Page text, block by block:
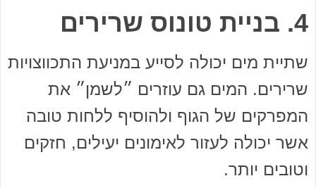
4. בניית טונוס שרירים
שתיית מים יכולה לסייע במניעת התכווצויות
שרירים. המים גם עוזרים ״לשמן״ את
המפרקים של הגוף ולהוסיף ללחות טובה
אשר יכולה לעזור לאימונים יעילים, חזקים
וטובים יותר.